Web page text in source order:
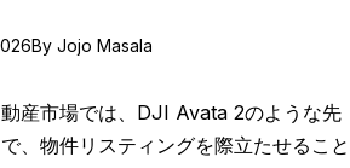
By Jojo Masala
産市場では、DJI Avata 2のような先
、物件リスティングを際立たせること